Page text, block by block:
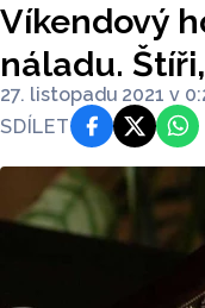
Víkendový
náladu.
27. listopadu 2021 v
SDÍLET
Facebook
Platforma